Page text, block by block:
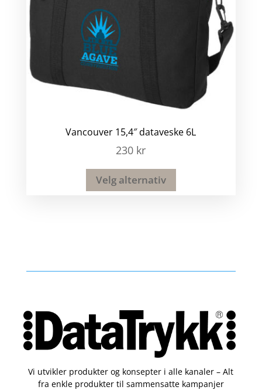
Vancouver 15,4″ dataveske 6L
230 kr
Velg alternativ
Vi utvikler produkter og konsepter i alle kanaler – Alt
fra enkle produkter til sammensatte kampanjer